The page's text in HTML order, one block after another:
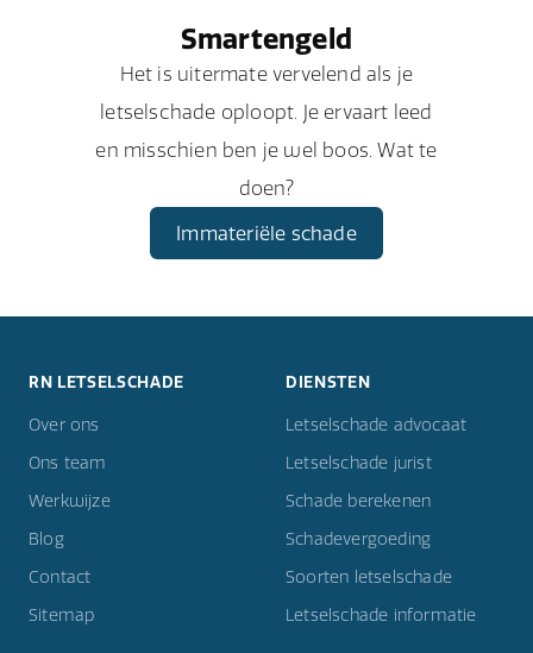
Smartengeld
Het is uitermate vervelend als je
letselschade oploopt. Je ervaart leed
en misschien ben je wel boos. Wat te
doen?
Immateriële schade
RN LETSELSCHADE
Over ons
Ons team
Werkwijze
Blog
Contact
Sitemap
DIENSTEN
Letselschade advocaat
Letselschade jurist
Schade berekenen
Schadevergoeding
Soorten letselschade
Letselschade informatie